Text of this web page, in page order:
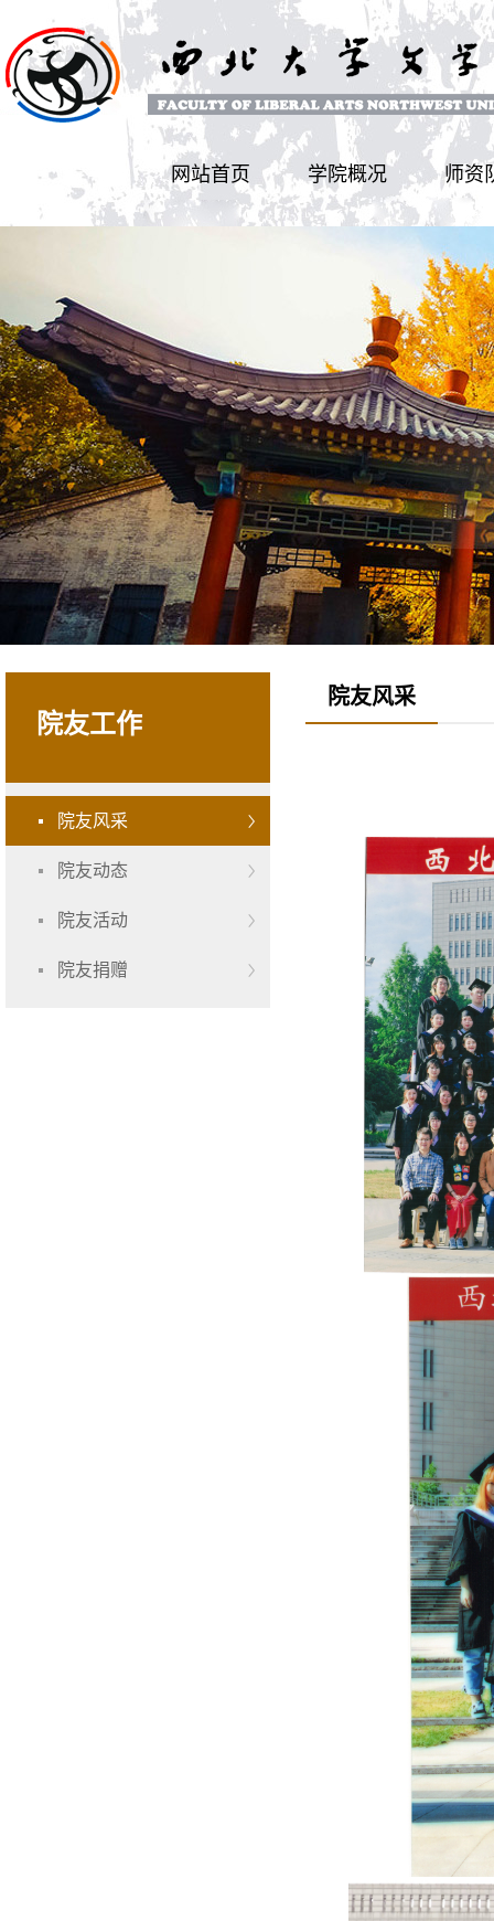
网站首页 学院概况 师资
院友工作
院友风采
院友动态
院友活动
院友捐赠
院友风采